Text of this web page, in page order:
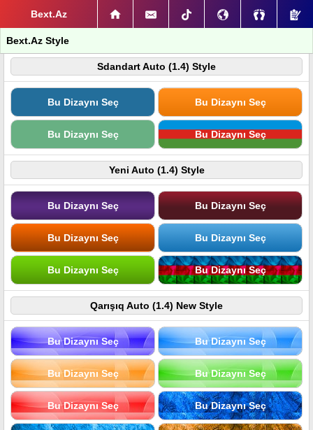
Bext.Az
Bext.Az Style
Sdandart Auto (1.4) Style
Bu Dizaynı Seç Bu Dizaynı Seç
Bu Dizaynı Seç Bu Dizaynı Seç
Yeni Auto (1.4) Style
Bu Dizaynı Seç Bu Dizaynı Seç
Bu Dizaynı Seç Bu Dizaynı Seç
Bu Dizaynı Seç Bu Dizaynı Seç
Qarışıq Auto (1.4) New Style
Bu Dizaynı Seç Bu Dizaynı Seç
Bu Dizaynı Seç Bu Dizaynı Seç
Bu Dizaynı Seç Bu Dizaynı Seç